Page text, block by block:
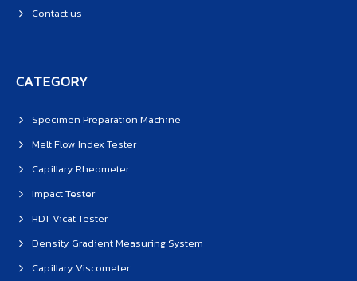
Contact us
CATEGORY
Specimen Preparation Machine
Melt Flow Index Tester
Capillary Rheometer
Impact Tester
HDT Vicat Tester
Density Gradient Measuring System
Capillary Viscometer